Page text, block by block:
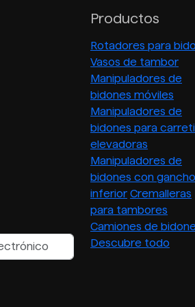
Productos
Rotadores para
Vasos de tambor
Manipuladores de
bidones móviles
Manipuladores de
bidones para
elevadoras
Manipuladores de
bidones con gancho
inferior Cremalleras
para tambores
Camiones de
Descubre todo